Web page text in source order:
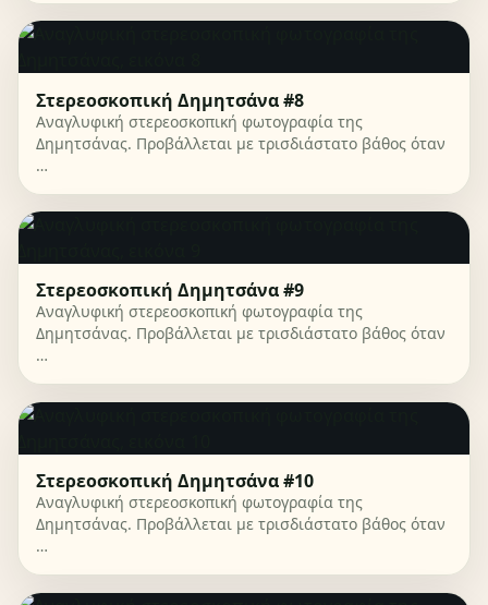
Στερεοσκοπική Δημητσάνα #8
Αναγλυφική στερεοσκοπική φωτογραφία της
Δημητσάνας. Προβάλλεται με τρισδιάστατο βάθος όταν
…
Στερεοσκοπική Δημητσάνα #9
Αναγλυφική στερεοσκοπική φωτογραφία της
Δημητσάνας. Προβάλλεται με τρισδιάστατο βάθος όταν
…
Στερεοσκοπική Δημητσάνα #10
Αναγλυφική στερεοσκοπική φωτογραφία της
Δημητσάνας. Προβάλλεται με τρισδιάστατο βάθος όταν
…